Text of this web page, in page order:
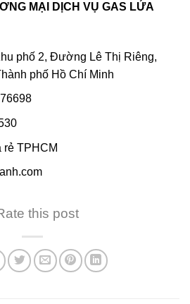
MẠI DỊCH VỤ GAS LỬA
phố 2, Đường Lê Thị Riêng,
phố Hồ Chí Minh
rẻ TPHCM
this post